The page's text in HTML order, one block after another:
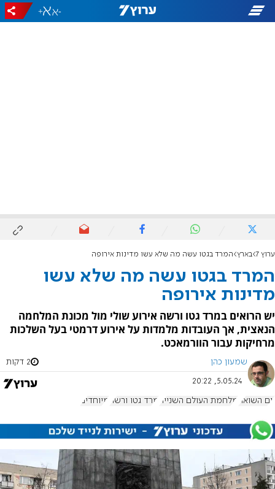
-
+
ערוץ 7 בארץ המרד בגטו עשה מה שלא עשו מדינות אירופה
המרד בגטו עשה מה שלא עשו
מדינות אירופה
יש הרואים במרד גטו ורשה אירוע שולי מול מכונת המלחמה
הנאצית, אך העובדות מלמדות על אירוע דרמטי בעל השלכות
מרחיקות עבור הוורמאכט.
שמעון כהן 2 דקות
5.05.24, 20:22
יום השואה מלחמת העולם השנייה מרד גטו ורשה מיוחדים